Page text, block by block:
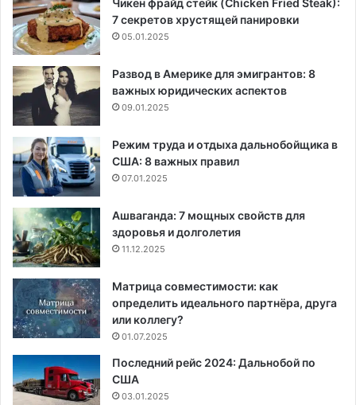
Чикен фрайд стейк (Chicken Fried Steak):
7 секретов хрустящей панировки
05.01.2025
Развод в Америке для эмигрантов: 8
важных юридических аспектов
09.01.2025
Режим труда и отдыха дальнобойщика в
США: 8 важных правил
07.01.2025
Ашваганда: 7 мощных свойств для
здоровья и долголетия
11.12.2025
Матрица совместимости: как
определить идеального партнёра, друга
или коллегу?
01.07.2025
Последний рейс 2024: Дальнобой по
США
03.01.2025